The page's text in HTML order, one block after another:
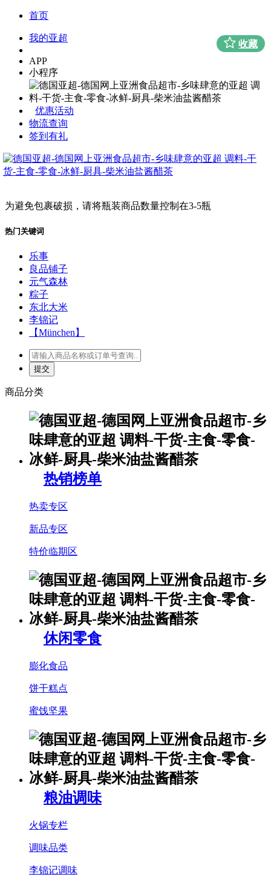
首页
我的亚超
APP
小程序
优惠活动
物流查询
签到有礼
为避免包裹破损，请将瓶装商品数量控制在3-5瓶
热门关键词
乐事
良品铺子
元气森林
粽子
东北大米
李锦记
【München】
商品分类
热销榜单
热卖专区
新品专区
特价临期区
休闲零食
膨化食品
饼干糕点
蜜饯坚果
粮油调味
火锅专栏
调味品类
李锦记调味
收藏